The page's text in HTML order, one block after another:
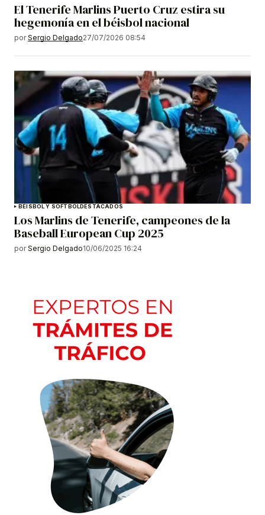
El Tenerife Marlins Puerto Cruz estira su
hegemonía en el béisbol nacional
por Sergio Delgado27/07/2026 08:54
BEISBOL Y SOFTBOLDESTACADOS
Los Marlins de Tenerife, campeones de la
Baseball European Cup 2025
por Sergio Delgado10/06/2025 16:24